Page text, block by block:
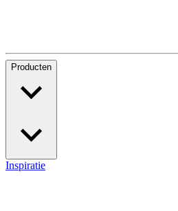
Producten
Inspiratie